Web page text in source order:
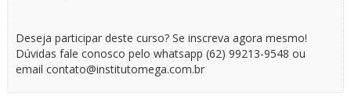
Deseja participar deste curso? Se inscreva agora mesmo!
Dúvidas fale conosco pelo whatsapp (62) 99213-9548 ou
email contato@institutomega.com.br